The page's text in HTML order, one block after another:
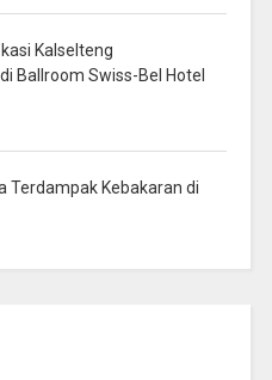
Kalselteng
Ballroom Swiss-Bel Hotel
Terdampak Kebakaran di